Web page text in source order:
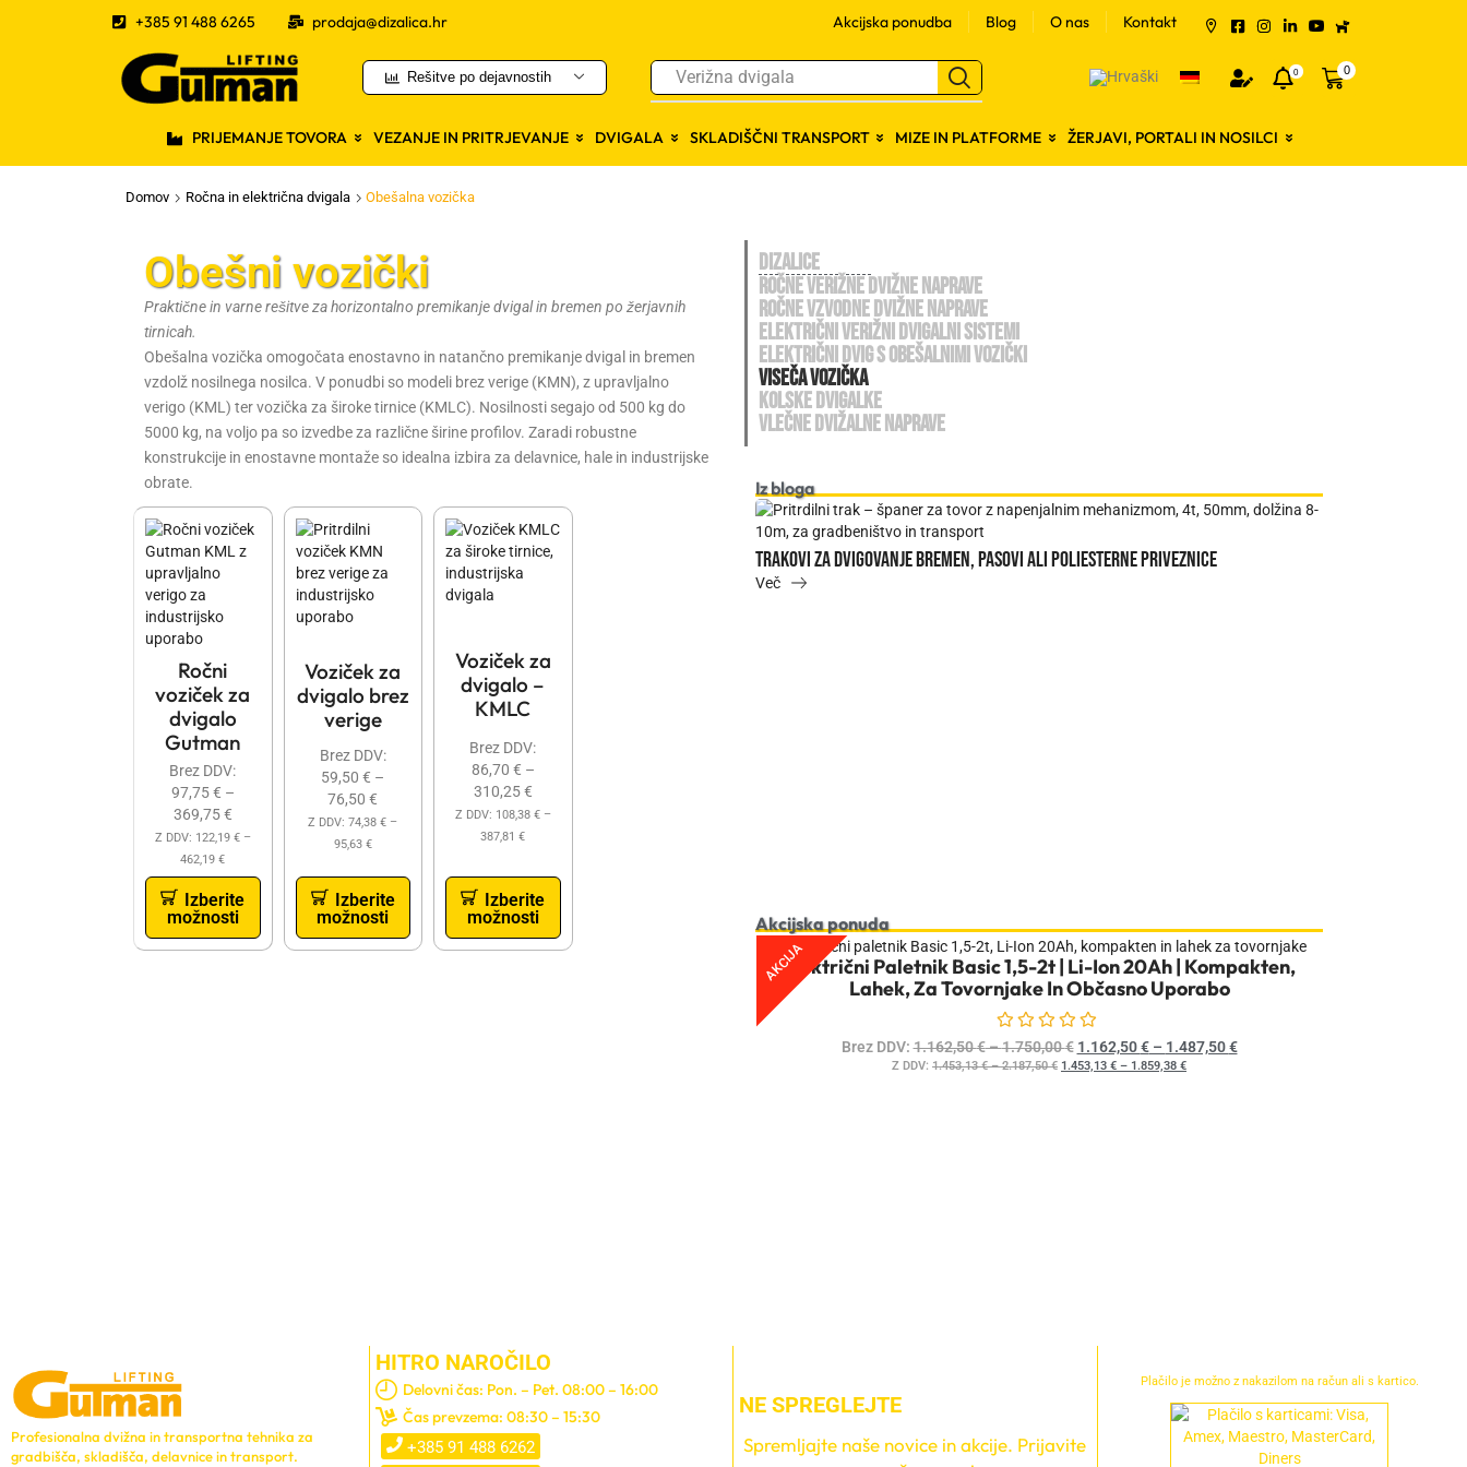
+385 91 488 6265 prodaja@dizalica.hr Akcijska ponudba Blog O nas Kontakt
Rešitve po dejavnostih Viseči kompleti 0 0
PRIJEMANJE TOVORA VEZANJE IN PRITRJEVANJE DVIGALA SKLADIŠČNI TRANSPORT MIZE IN PLATFORME ŽERJAVI, PORTALI IN NOSILCI
Domov Ročna in električna dvigala Obešalna vozička
Obešni vozički
Praktične in varne rešitve za horizontalno premikanje dvigal in bremen po žerjavnih
tirnicah.
Obešalna vozička omogočata enostavno in natančno premikanje dvigal in bremen
vzdolž nosilnega nosilca. V ponudbi so modeli brez verige (KMN), z upravljalno
verigo (KML) ter vozička za široke tirnice (KMLC). Nosilnosti segajo od 500 kg do
5000 kg, na voljo pa so izvedbe za različne širine profilov. Zaradi robustne
konstrukcije in enostavne montaže so idealna izbira za delavnice, hale in industrijske
obrate.
Ročni
voziček za
dvigalo
Gutman
Brez DDV:
97,75€ –
369,75€
Z DDV: 122,19 €–
462,19€
Izberite
možnosti
Voziček za
dvigalo brez
verige
Brez DDV:
59,50€ –
76,50€
Z DDV:74,38€ –
95,63 €
Izberite
možnosti
Voziček za
dvigalo –
KMLC
Brez DDV:
86,70 € –
310,25€
Z DDV: 108,38 €–
387,81€
Izberite
možnosti
Dizalice
Ročne verižne dvižne naprave
Ročne vzvodne dvižne naprave
Električni verižni dvigalni sistemi
Električni dvig s obešalnimi vozički
Viseča vozička
Kolske dvigalke
Vlečne dvižalne naprave
Iz bloga
Pozabite na improvizacijo: Zakaj je portalno dvigalo ključno za sodobne
servise?
Več
Trakovi za dvigovanje bremen, pasovi ali poliesterne priveznice
Več
Akcijska ponuda
Električni Paletnik Basic 1,5-2t | Li-Ion 20Ah | Kompakten,
Lahek, Za Tovornjake In Občasno Uporabo
AKCIJA
Brez DDV:1.162,50€–1.750,00€ 1.162,50€– 1.487,50€
Z DDV: 1.453,13€–2.187,50€ 1.453,13 € – 1.859,38 €
Profesionalna dvižna in transportna tehnika za
gradbišča, skladišča, delavnice in transport.
HITRO NAROČILO
Delovni čas: Pon. – Pet. 08:00 – 16:00
Čas prevzema: 08:30 – 15:30
+385 91 488 6262
NE SPREGLEJTE
Spremljajte naše novice in akcije. Prijavite
Plačilo je možno z nakazilom na račun ali s kartico.